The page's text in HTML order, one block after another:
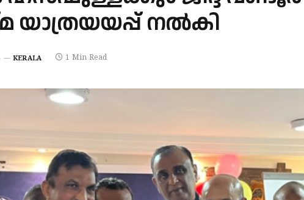
യാത്രയയപ്പ് നൽകി
KERALA 1 Min Read